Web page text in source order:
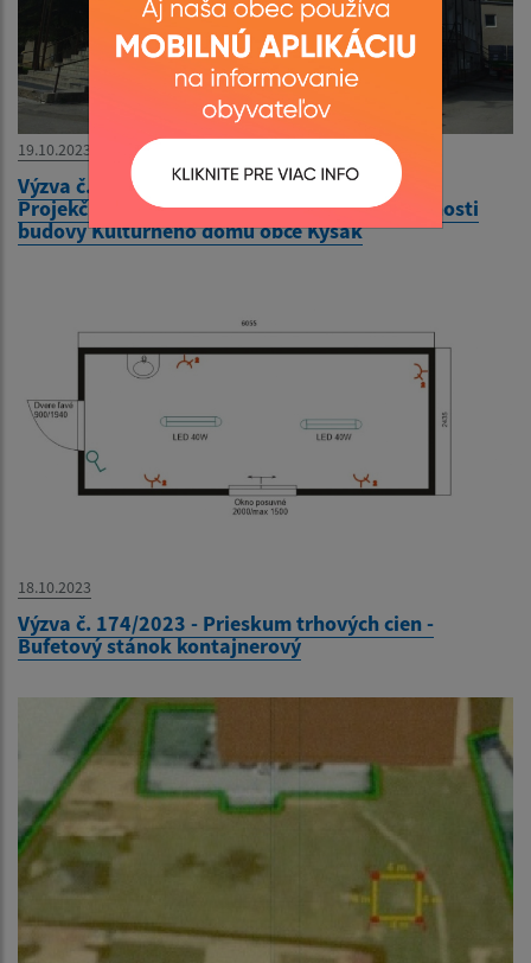
19.10.2023
Výzva č. 175/2023 - Prieskum trhových cien -
Projekčné práce: Zníženie energetickej náročnosti
budovy Kultúrneho domu obce Kysak
18.10.2023
Výzva č. 174/2023 - Prieskum trhových cien -
Bufetový stánok kontajnerový